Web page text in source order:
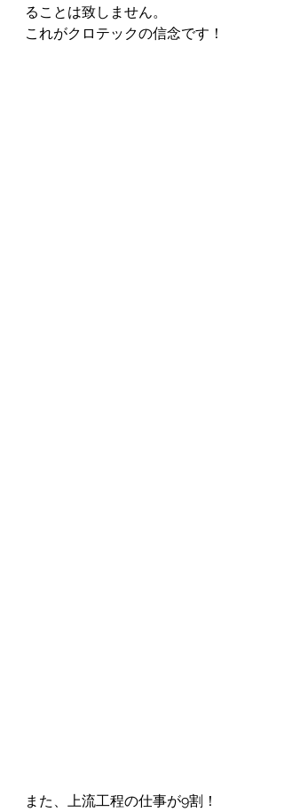
ることは致しません。
これがクロテックの信念です！
また、上流工程の仕事が9割！